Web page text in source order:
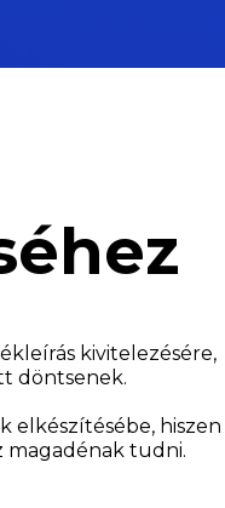
kivitelezésére,
döntsenek.
elkészítésébe, hiszen
magadénak tudni.